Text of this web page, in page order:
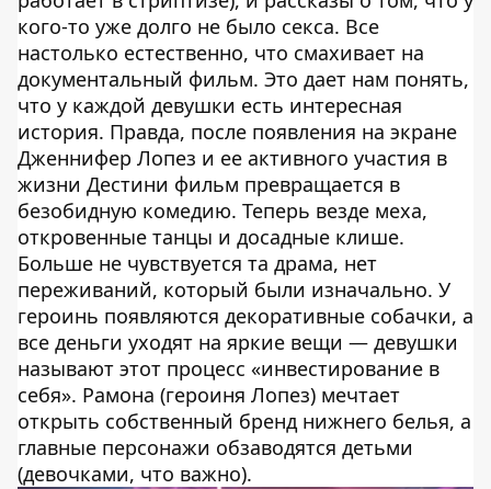
кого-то уже долго не было секса. Все
настолько естественно, что смахивает на
документальный фильм. Это дает нам понять,
что у каждой девушки есть интересная
история. Правда, после появления на экране
Дженнифер Лопез и ее активного участия в
жизни Дестини фильм превращается в
безобидную комедию. Теперь везде меха,
откровенные танцы и досадные клише.
Больше не чувствуется та драма, нет
переживаний, который были изначально. У
героинь появляются декоративные собачки, а
все деньги уходят на яркие вещи — девушки
называют этот процесс «инвестирование в
себя». Рамона (героиня Лопез) мечтает
открыть собственный бренд нижнего белья, а
главные персонажи обзаводятся детьми
(девочками, что важно).